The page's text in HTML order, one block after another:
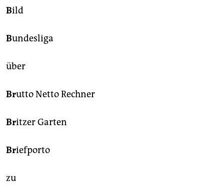
Bild
Bundesliga
über
Brutto Netto Rechner
Britzer Garten
Briefporto
zu